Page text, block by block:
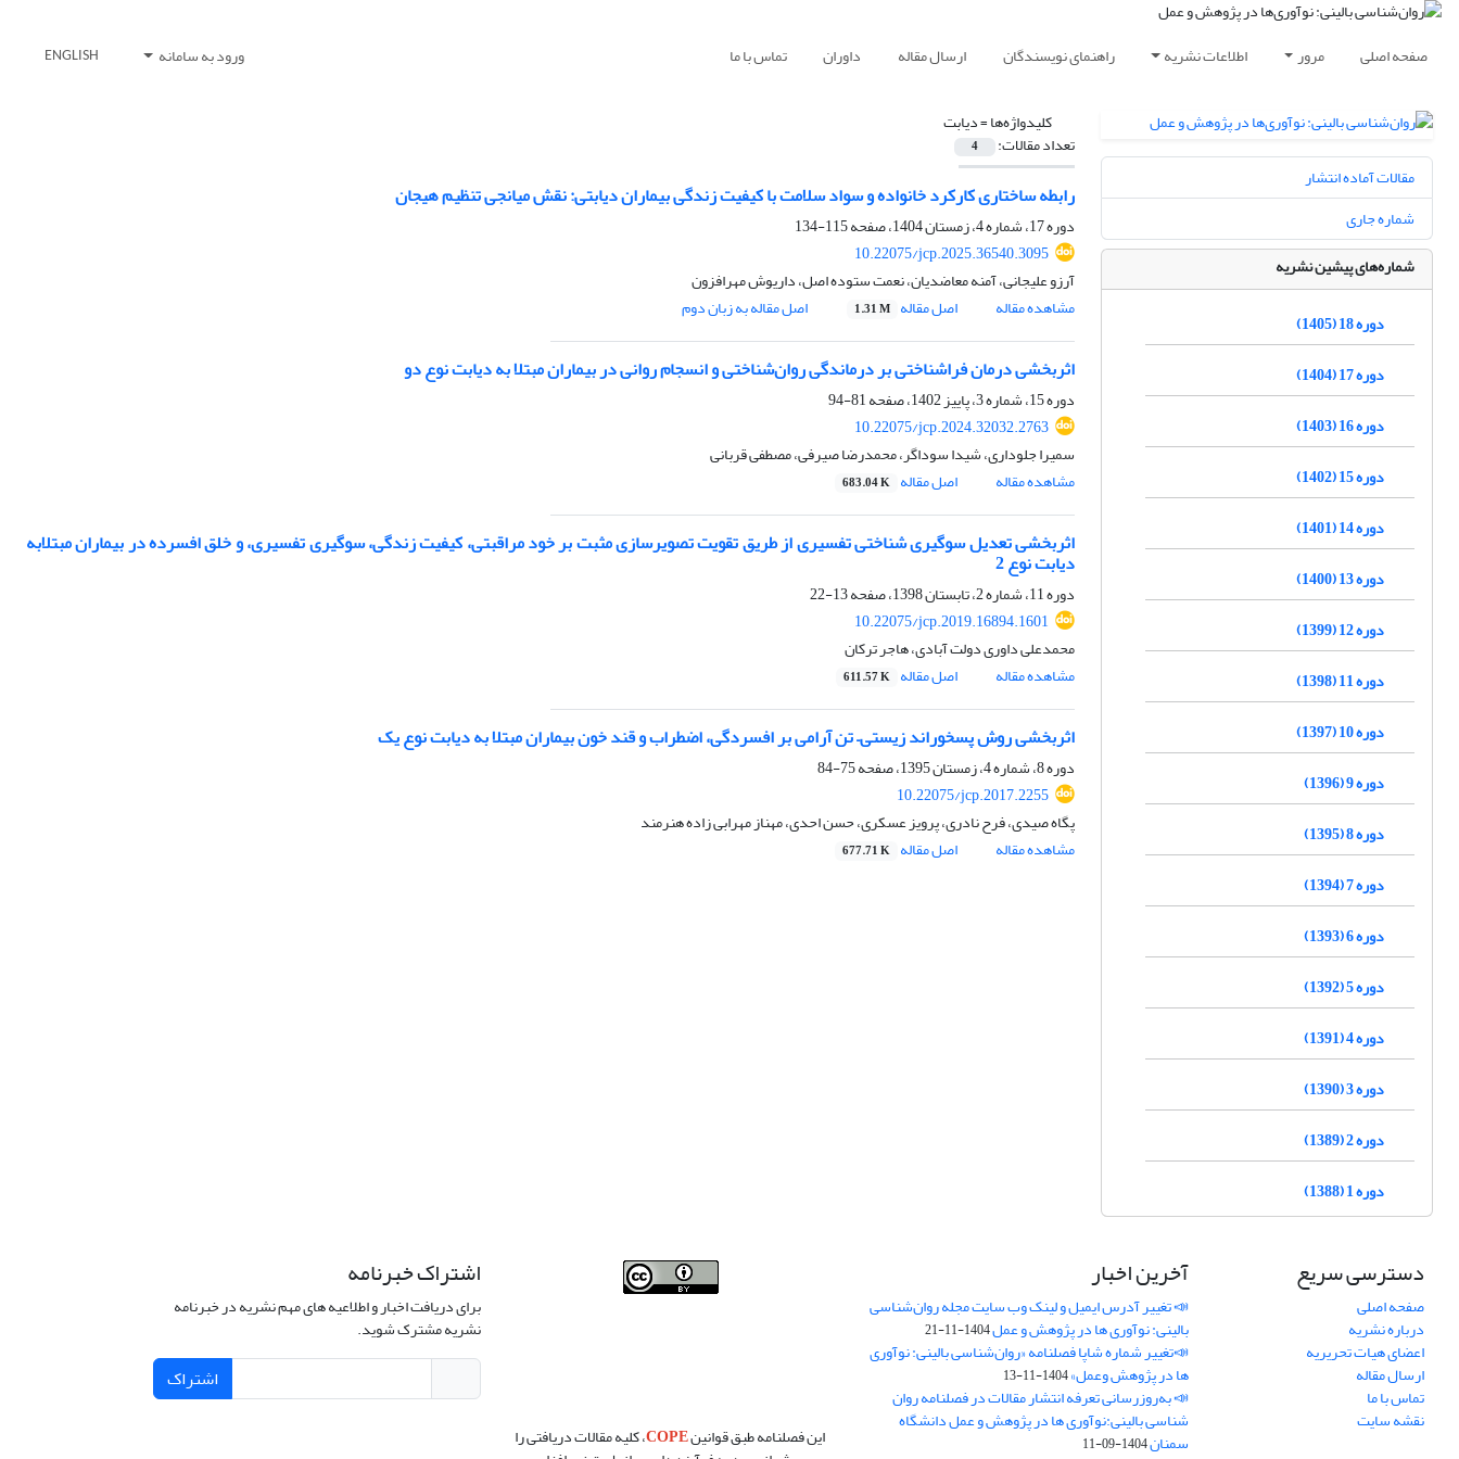
صفحه اصلی مرور اطلاعات نشریه راهنمای نویسندگان ارسال مقاله داوران تماس با ما ورود به سامانه ENGLISH
کلیدواژه‌ها =دیابت
تعداد مقالات: 4
رابطه ساختاری کارکرد خانواده و سواد سلامت با کیفیت زندگی بیماران دیابتی: نقش میانجی تنظیم هیجان
دوره 17، شماره 4، زمستان 1404، صفحه
115-134
10.22075/jcp.2025.36540.3095
آرزو علیجانی، آمنه معاضدیان، نعمت ستوده اصل، داریوش مهرافزون
مشاهده مقاله
اصل مقاله 1.31 M اصل مقاله به زبان دوم
اثربخشی درمان فراشناختی بر درماندگی روان‌شناختی و انسجام روانی در بیماران مبتلا به دیابت نوع دو
دوره 15، شماره 3، پاییز 1402، صفحه
81-94
10.22075/jcp.2024.32032.2763
سمیرا جلوداری، شیدا سوداگر، محمدرضا صیرفی، مصطفی قربانی
مشاهده مقاله
اصل مقاله 683.04 K
اثربخشی تعدیل سوگیری شناختی تفسیری از طریق تقویت تصویرسازی مثبت بر خود مراقبتی، کیفیت زندگی، سوگیری تفسیری، و خلق افسرده در بیماران مبتلابه
دیابت نوع 2
دوره 11، شماره 2، تابستان 1398، صفحه
13-22
10.22075/jcp.2019.16894.1601
محمدعلی داوری دولت آبادی، هاجر ترکان
مشاهده مقاله
اصل مقاله 611.57 K
اثربخشی روش پسخوراند زیستی– تن آرامی بر افسردگی، اضطراب و قند خون بیماران مبتلا به دیابت نوع یک
دوره 8، شماره 4، زمستان 1395، صفحه
75-84
10.22075/jcp.2017.2255
پگاه صیدی، فرح نادری، پرویز عسکری، حسن احدی، مهناز مهرابی زاده هنرمند
مشاهده مقاله
اصل مقاله 677.71 K
مقالات آماده انتشار
شماره جاری
شماره‌های پیشین نشریه
دوره 18 (1405)
دوره 17 (1404)
دوره 16 (1403)
دوره 15 (1402)
دوره 14 (1401)
دوره 13 (1400)
دوره 12 (1399)
دوره 11 (1398)
دوره 10 (1397)
دوره 9 (1396)
دوره 8 (1395)
دوره 7 (1394)
دوره 6 (1393)
دوره 5 (1392)
دوره 4 (1391)
دوره 3 (1390)
دوره 2 (1389)
دوره 1 (1388)
دسترسی سریع
صفحه اصلی
درباره نشریه
اعضای هیات تحریریه
ارسال مقاله
تماس با ما
نقشه سایت
آخرین اخبار
📣 تغییر آدرس ایمیل و لینک وب‌ سایت مجله روان‌شناسی
بالینی: نوآوری ها در پژوهش و عمل1404-11-21
📣تغییر شماره شاپا فصلنامه «روان‌شناسی بالینی: نوآوری
ها در پژوهش وعمل»1404-11-13
📣 به‌روزرسانی تعرفه انتشار مقالات در فصلنامه روان
شناسی بالینی:نوآوری ها در پژوهش و عمل دانشگاه
سمنان1404-09-11
این فصلنامه طبق قوانینCOPE، کلیه مقالات دریافتی را
اشتراک خبرنامه
برای دریافت اخبار و اطلاعیه های مهم نشریه در خبرنامه
نشریه مشترک شوید.
اشتراک